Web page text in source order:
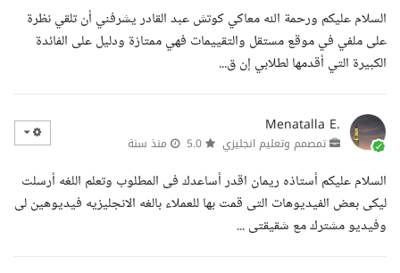
السلام عليكم ورحمة الله معاكي كوتش عبد القادر يشرفني أن تلقي نظرة
على ملفي في موقع مستقل والتقييمات فهي ممتازة ودليل على الفائدة
الكبيرة التي أقدمها لطلابي إن ق...
Menatalla E.
تمصمم وتعليم انجليزي منذ سنة
السلام عليكم أستاذه ريمان اقدر أساعدك فى المطلوب وتعلم اللغه أرسلت
ليكى بعض الفيديوهات التى قمت بها للعملاء بالغه الانجليزيه فيديوهين لى
وفيديو مشترك مع شقيقتى ...